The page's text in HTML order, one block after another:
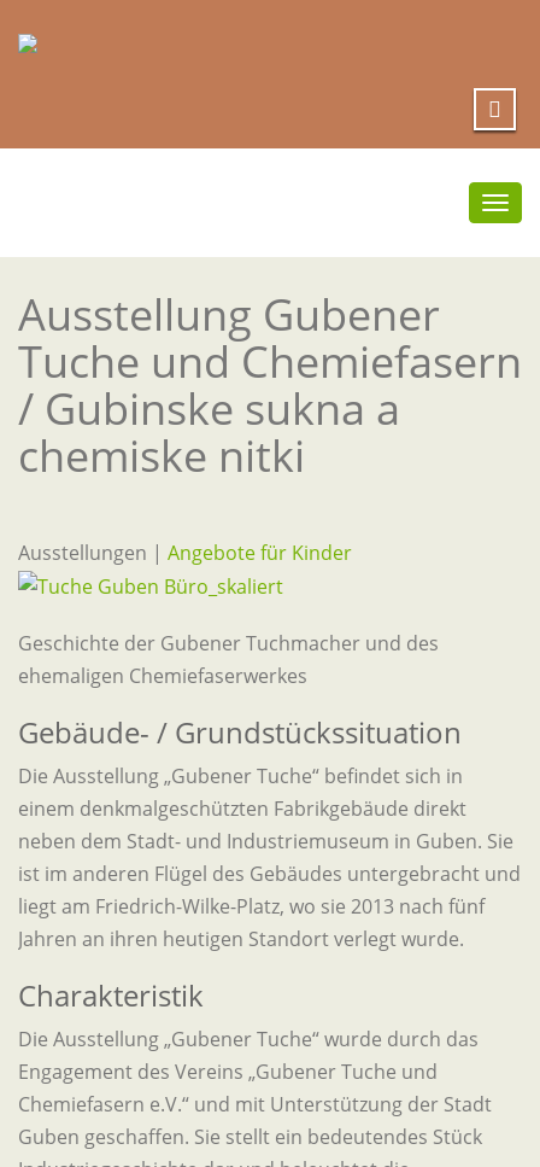
Ausstellung Gubener
Tuche und Chemiefasern
/ Gubinske sukna a
chemiske nitki
Ausstellungen | Angebote für Kinder
Geschichte der Gubener Tuchmacher und des
ehemaligen Chemiefaserwerkes
Gebäude- / Grundstückssituation
Die Ausstellung „Gubener Tuche“ befindet sich in
einem denkmalgeschützten Fabrikgebäude direkt
neben dem Stadt- und Industriemuseum in Guben. Sie
ist im anderen Flügel des Gebäudes untergebracht und
liegt am Friedrich-Wilke-Platz, wo sie 2013 nach fünf
Jahren an ihren heutigen Standort verlegt wurde.
Charakteristik
Die Ausstellung „Gubener Tuche“ wurde durch das
Engagement des Vereins „Gubener Tuche und
Chemiefasern e.V.“ und mit Unterstützung der Stadt
Guben geschaffen. Sie stellt ein bedeutendes Stück